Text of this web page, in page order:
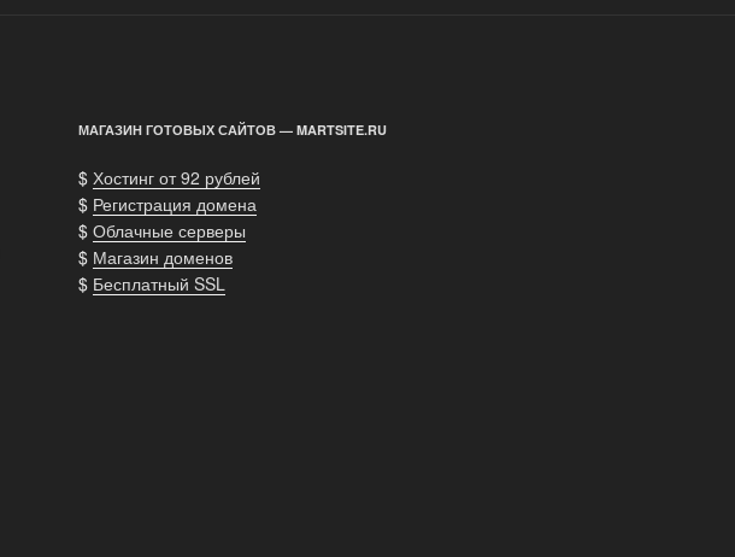
МАГАЗИН ГОТОВЫХ САЙТОВ — MARTSITE.RU
$ Хостинг от 92 рублей
$ Регистрация домена
$ Облачные серверы
$ Магазин доменов
$ Бесплатный SSL